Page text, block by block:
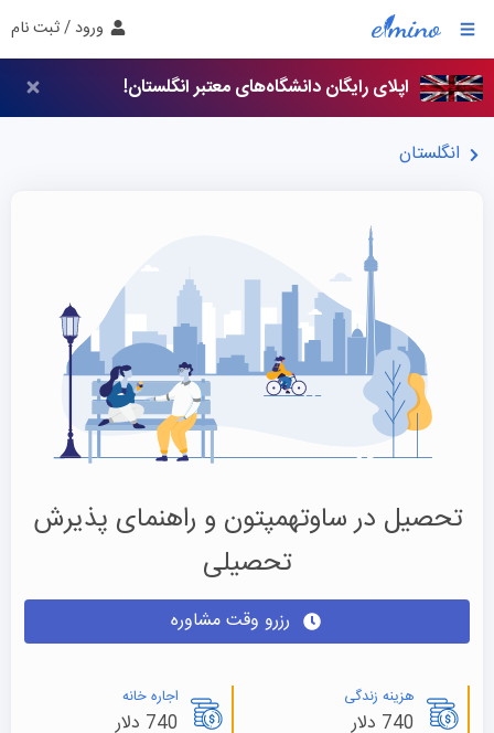
ورود / ثبت نام
اپلای رایگان دانشگاه‌های معتبر انگلستان!
انگلستان
تحصیل در ساوتهمپتون و راهنمای پذیرش
تحصیلی
رزرو وقت مشاوره
هزینه زندگی
740 دلار
اجاره خانه
740 دلار